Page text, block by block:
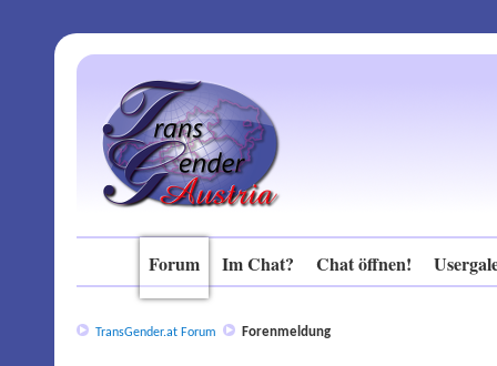
Forum Im Chat? Chat öffnen!
TransGender.at Forum Forenmeldung